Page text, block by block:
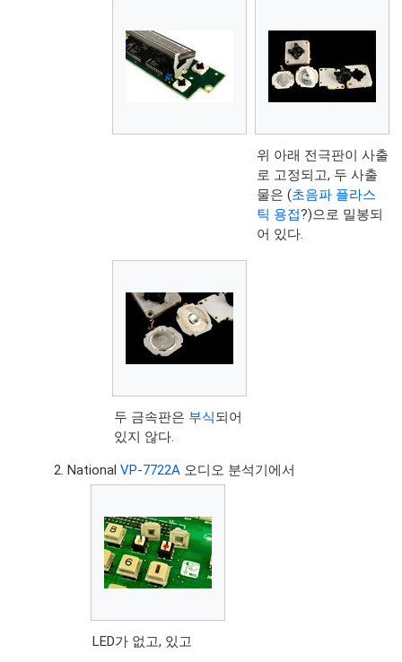
위 아래 전극판이 사출
로 고정되고, 두 사출
물은 (초음파 플라스
틱 용접?)으로 밀봉되
어 있다.
두 금속판은 부식되어
있지 않다.
NationalVP-7722A 오디오 분석기에서
LED가 없고, 있고